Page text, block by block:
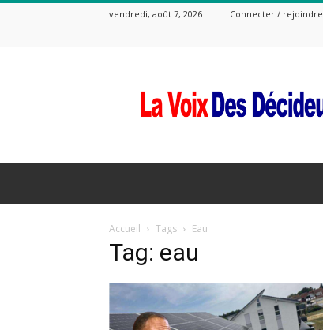
vendredi, août 7, 2026 Connecter / rejoindre
Voix
Des
Accueil Tags Eau
Tag: eau